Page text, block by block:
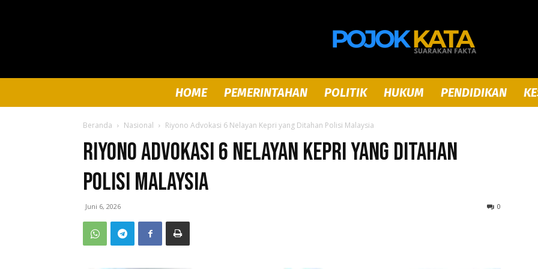
Pojok
HOME PEMERINTAHAN POLITIK HUKUM PENDIDIKAN
Beranda Nasional Riyono Advokasi 6 Nelayan Kepri yang Ditahan Polisi Malaysia
Riyono Advokasi 6 Nelayan Kepri yang Ditahan
Polisi Malaysia
Juni 6, 2026 0